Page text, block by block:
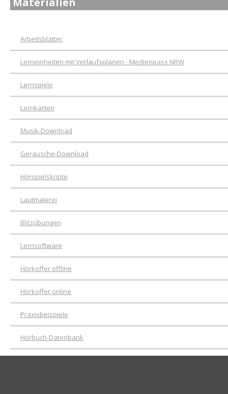
Arbeitsblätter
Lerneinheiten mit Verlaufsplänen - Medienpass NRW
Lernspiele
Lernkarten
Musik-Download
Geräusche-Download
Hörspielskripte
Lautmalerei
Blitzübungen
Lernsoftware
Hörkoffer offline
Hörkoffer online
Praxisbeispiele
Hörbuch-Datenbank